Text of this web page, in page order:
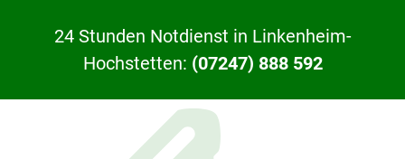
24 Stunden Notdienst in Linkenheim-
Hochstetten: (07247) 888 592